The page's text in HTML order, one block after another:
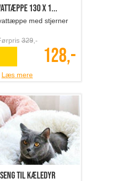
130 x 1...
med stjerner
329,-
128,-
Læs mere
til kæledyr